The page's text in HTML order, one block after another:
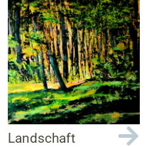
Landschaft